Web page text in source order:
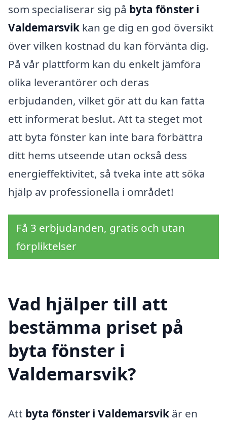
som specialiserar sig på byta fönster i
Valdemarsvik kan ge dig en god översikt
över vilken kostnad du kan förvänta dig.
På vår plattform kan du enkelt jämföra
olika leverantörer och deras
erbjudanden, vilket gör att du kan fatta
ett informerat beslut. Att ta steget mot
att byta fönster kan inte bara förbättra
ditt hems utseende utan också dess
energieffektivitet, så tveka inte att söka
hjälp av professionella i området!
Få 3 erbjudanden, gratis och utan
förpliktelser
Vad hjälper till att
bestämma priset på
byta fönster i
Valdemarsvik?
Att byta fönster i Valdemarsvik är en